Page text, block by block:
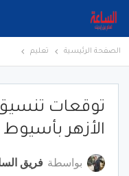
الصفحة الرئيسية تعليم
توقعات
الأزهر
بواسطة فريق الساعة